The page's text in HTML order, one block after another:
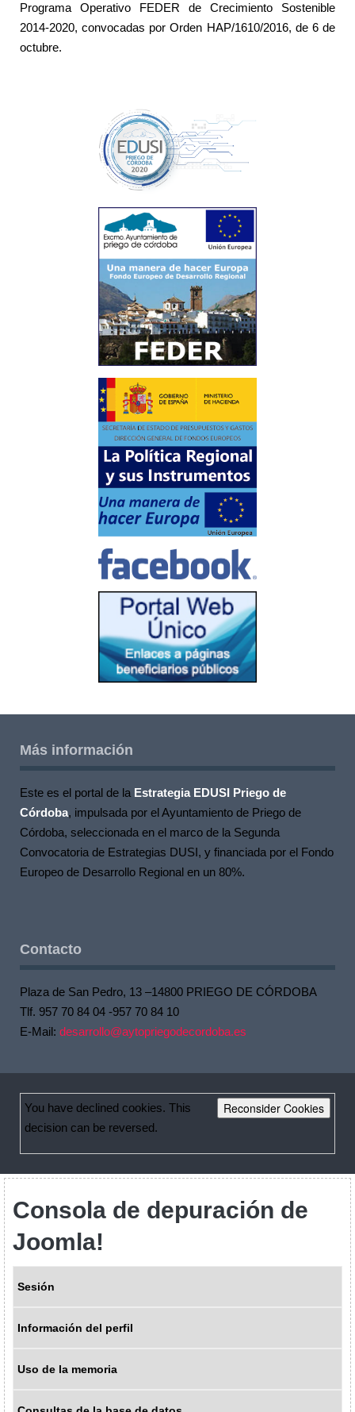
Programa Operativo FEDER de Crecimiento Sostenible
2014-2020, convocadas por Orden HAP/1610/2016, de 6 de
octubre.
Más información
Este es el portal de la Estrategia EDUSI Priego de
Córdoba, impulsada por el Ayuntamiento de Priego de
Córdoba, seleccionada en el marco de la Segunda
Convocatoria de Estrategias DUSI, y financiada por el Fondo
Europeo de Desarrollo Regional en un 80%.
Contacto
Plaza de San Pedro, 13 –14800 PRIEGO DE CÓRDOBA
Tlf. 957 70 84 04 -957 70 84 10
E-Mail: desarrollo@aytopriegodecordoba.es
Reconsider Cookies
You have declined cookies. This
decision can be reversed.
Consola de depuración de
Joomla!
Sesión
Información del perfil
Uso de la memoria